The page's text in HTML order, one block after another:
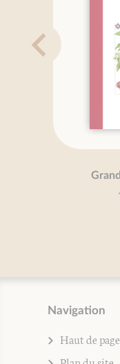
Navigation
Haut de page